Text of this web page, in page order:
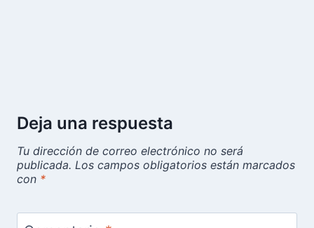
Deja una respuesta
Tu dirección de correo electrónico no será
publicada. Los campos obligatorios están marcados
con *